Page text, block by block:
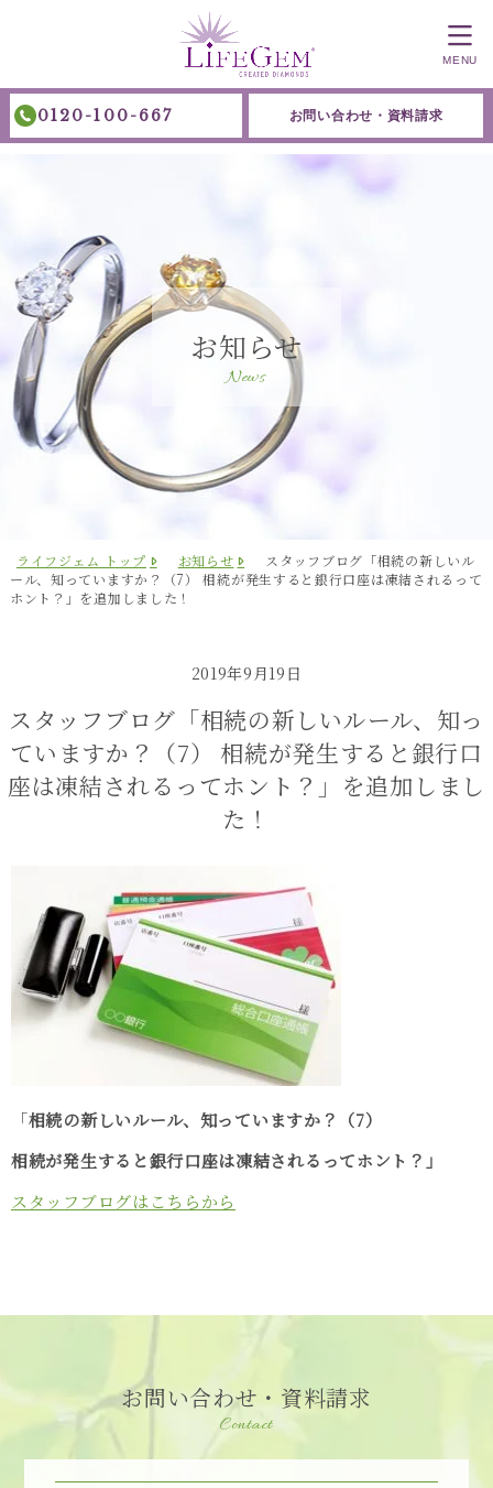
0120-100-667 お問い合わせ・資料請求
MENU
お知らせ
News
ライフジェム トップ お知らせ
スタッフブログ「相続の新しいル
ール、知っていますか？（7） 相続が発生すると銀行口座は凍結されるって
ホント？」を追加しました！
2019年9月19日
スタッフブログ「相続の新しいルール、知っ
ていますか？（7） 相続が発生すると銀行口
座は凍結されるってホント？」を追加しまし
た！
「相続の新しいルール、知っていますか？（7）
相続が発生すると銀行口座は凍結されるってホント？」
スタッフブログはこちらから
お問い合わせ・資料請求
Contact